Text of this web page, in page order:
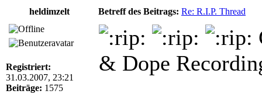
heldimzelt
Betreff des Beitrags: Re: R.I.P. Thread
Registriert:
31.03.2007, 23:21
Beiträge: 1575
& Dope